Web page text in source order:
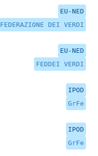
EU-NED
FEDERAZIONE DEI VERDI
EU-NED
FEDDEI VERDI
IPOD
GrFe
IPOD
GrFe